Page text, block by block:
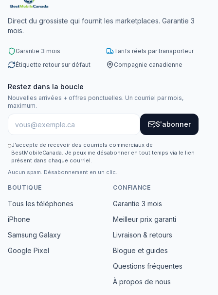
Direct du grossiste qui fournit les marketplaces. Garantie 3
mois.
Garantie 3 mois
Tarifs réels par transporteur
Étiquette retour sur défaut
Compagnie canadienne
Restez dans la boucle
Nouvelles arrivées + offres ponctuelles. Un courriel par mois,
maximum.
S'abonner
J'accepte de recevoir des courriels commerciaux de
BestMobileCanada. Je peux me désabonner en tout temps via le lien
présent dans chaque courriel.
Aucun spam. Désabonnement en un clic.
BOUTIQUE
Tous les téléphones
iPhone
Samsung Galaxy
Google Pixel
CONFIANCE
Garantie 3 mois
Meilleur prix garanti
Livraison & retours
Blogue et guides
Questions fréquentes
À propos de nous